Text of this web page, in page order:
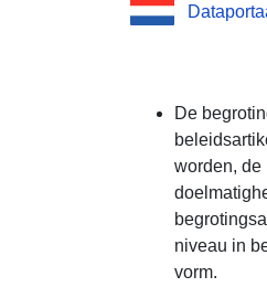
De
worden, de
niveau in
vorm.